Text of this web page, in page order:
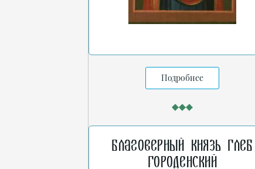
Подробнее
Благоверный князь Глеб
Городенский